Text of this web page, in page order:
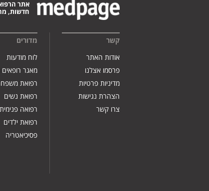
אתר
חדשות,
קשר
אודות האתר
פרסמו אצלנו
מדיניות פרטיות
הצהרת נגישות
צרו קשר
מדורים
לוח מודעות
מאגר רופאים
רפואת
רפואת נשים
רפואה פנימית
רפואת ילדים
פסיכיאטריה